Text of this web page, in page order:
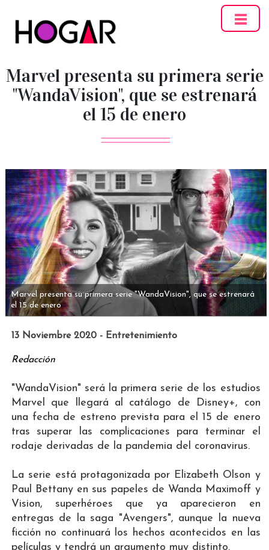
Marvel presenta su primera serie
"WandaVision", que se estrenará
el 15 de enero
Marvel presenta su primera serie "WandaVision", que se estrenará
el 15 de enero
13 Noviembre 2020 - Entretenimiento
Redacción
"WandaVision" será la primera serie de los estudios
Marvel que llegará al catálogo de Disney+, con
una fecha de estreno prevista para el 15 de enero
tras superar las complicaciones para terminar el
rodaje derivadas de la pandemia del coronavirus.
La serie está protagonizada por Elizabeth Olson y
Paul Bettany en sus papeles de Wanda Maximoff y
Vision, superhéroes que ya aparecieron en
entregas de la saga "Avengers", aunque la nueva
ficción no continuará los hechos acontecidos en las
películas y tendrá un argumento muy distinto.